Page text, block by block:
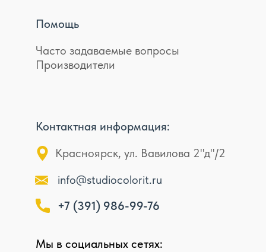
Помощь
Часто задаваемые вопросы
Производители
Контактная информация:
Красноярск, ул. Вавилова 2"д"/2
info@studiocolorit.ru
+7 (391) 986-99-76
Мы в социальных сетях: